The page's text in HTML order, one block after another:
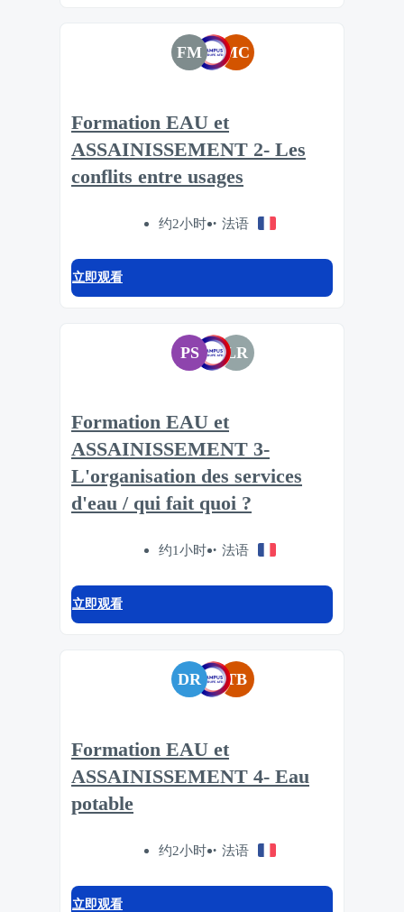
FM MC
Formation EAU et
ASSAINISSEMENT 2- Les
conflits entre usages
约2小时 法语
立即观看
PS LR
Formation EAU et
ASSAINISSEMENT 3-
L'organisation des services
d'eau / qui fait quoi ?
约1小时 法语
立即观看
DR TB
Formation EAU et
ASSAINISSEMENT 4- Eau
potable
约2小时 法语
立即观看